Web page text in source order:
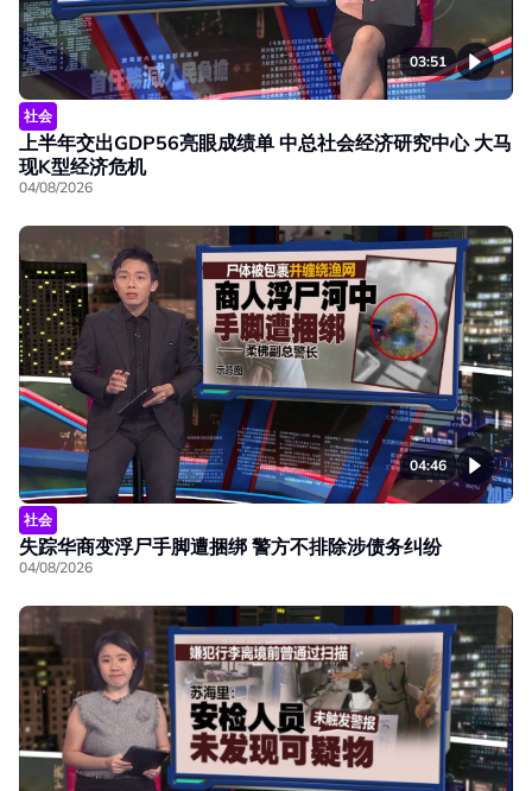
03:51
社会
上半年交出GDP56亮眼成绩单 中总社会经济研究中心 大马
现K型经济危机
04/08/2026
04:46
社会
失踪华商变浮尸手脚遭捆绑 警方不排除涉债务纠纷
04/08/2026